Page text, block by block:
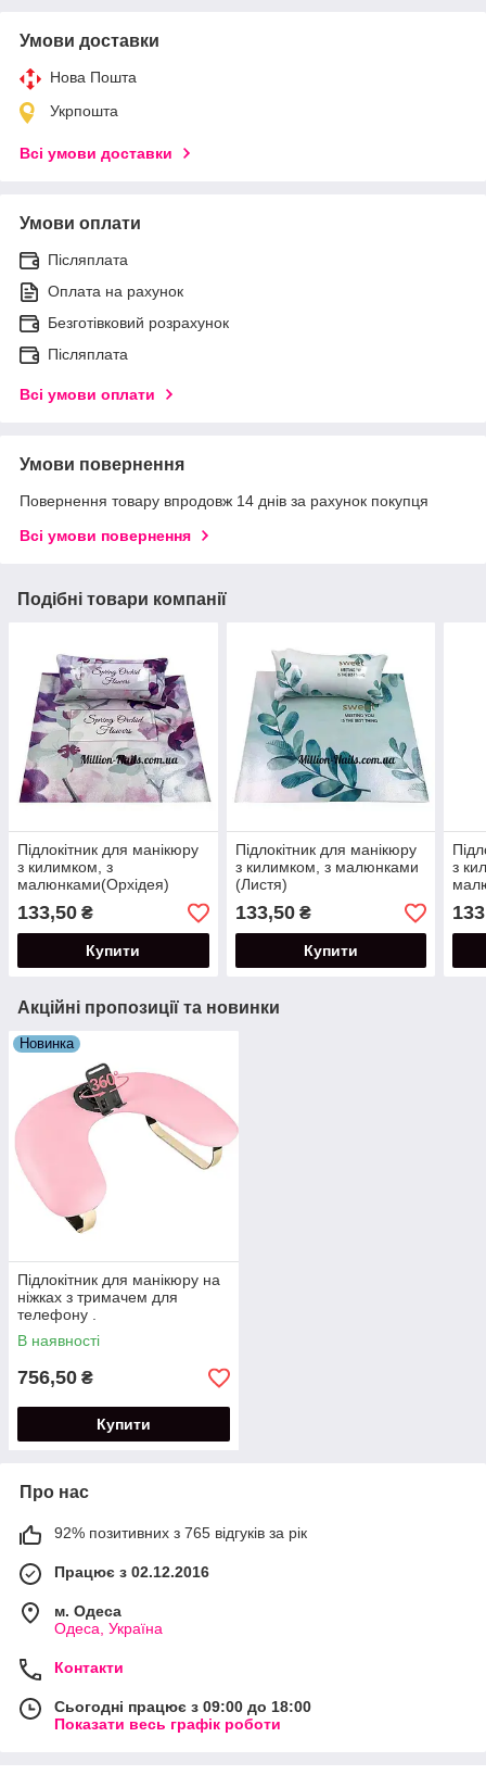
Умови доставки
Нова Пошта
Укрпошта
Всі умови доставки
Умови оплати
Післяплата
Оплата на рахунок
Безготівковий розрахунок
Післяплата
Всі умови оплати
Умови повернення
Повернення товару впродовж 14 днів за рахунок покупця
Всі умови повернення
Подібні товари компанії
Підлокітник для манікюру
з килимком, з
малюнками(Орхідея)
133,50 ₴
Купити
Підлокітник для манікюру
з килимком, з малюнками
(Листя)
133,50₴
Купити
з
Акційні пропозиції та новинки
Новинка
Підлокітник для манікюру на
ніжках з тримачем для
телефону .
В наявності
756,50 ₴
Купити
Про нас
92% позитивних з 765 відгуків за рік
Працює з 02.12.2016
м. Одеса
Одеса, Україна
Контакти
Сьогодні працює з 09:00 до 18:00
Показати весь графік роботи